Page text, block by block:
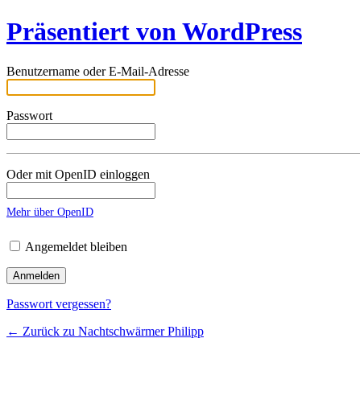
Präsentiert von WordPress
Benutzername oder E-Mail-Adresse
Passwort
Oder mit OpenID einloggen
Mehr über OpenID
Angemeldet bleiben
Passwort vergessen?
← Zurück zu Nachtschwärmer Philipp